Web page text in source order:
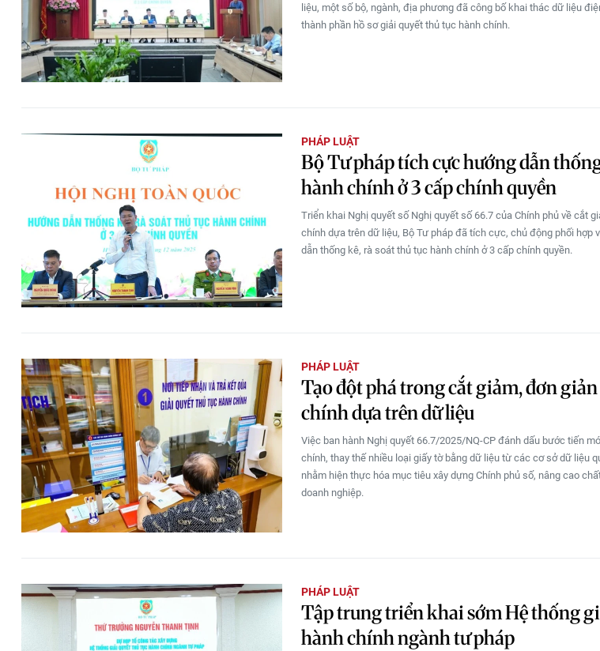
liệu, một số bộ, ngành, địa phương đã công bố khai thác dữ liệu
thành phần hồ sơ giải quyết thủ tục hành chính.
PHÁP LUẬT
Bộ Tư pháp tích cực hướng dẫn
hành chính ở 3 cấp chính quyền
Triển khai Nghị quyết số Nghị quyết số 66.7 của Chính phủ về cắt
chính dựa trên dữ liệu, Bộ Tư pháp đã tích cực, chủ động phối hợp
dẫn thống kê, rà soát thủ tục hành chính ở 3 cấp chính quyền.
PHÁP LUẬT
Tạo đột phá trong cắt giảm, đơn
chính dựa trên dữ liệu
Việc ban hành Nghị quyết 66.7/2025/NQ-CP đánh dấu bước tiến
chính, thay thế nhiều loại giấy tờ bằng dữ liệu từ các cơ sở dữ liệu
nhằm hiện thực hóa mục tiêu xây dựng Chính phủ số, nâng cao
doanh nghiệp.
PHÁP LUẬT
Tập trung triển khai sớm Hệ thống
hành chính ngành tư pháp